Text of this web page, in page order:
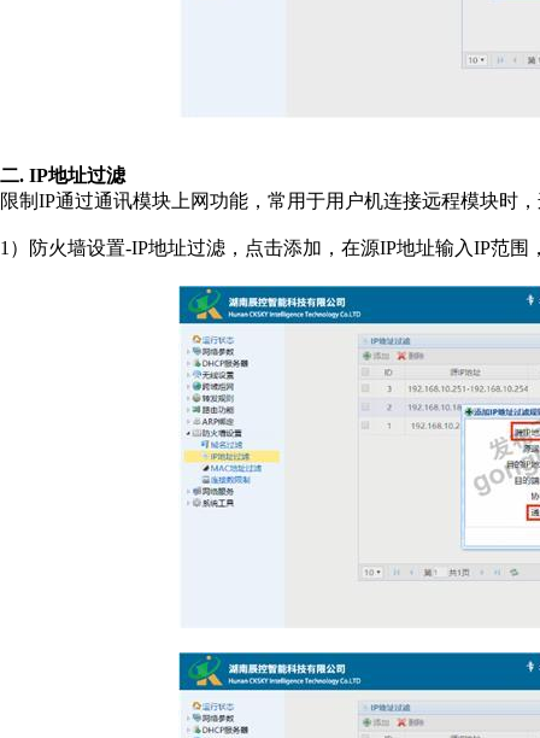
二. IP地址过滤
限制IP通过通讯模块上网功能，常用于用户机连接远程模块时
1）防火墙设置-IP地址过滤，点击添加，在源IP地址输入IP范